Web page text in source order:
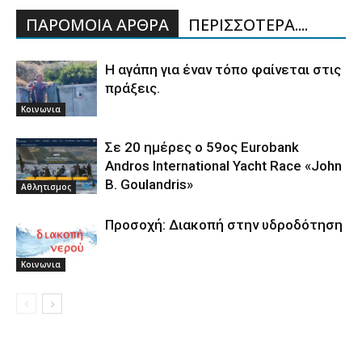
ΠΑΡΟΜΟΙΑ ΑΡΘΡΑ ΠΕΡΙΣΣΟΤΕΡΑ....
Κοινωνια
Η αγάπη για έναν τόπο φαίνεται στις
πράξεις.
Αθλητισμος
Σε 20 ημέρες ο 59ος Eurobank
Andros International Yacht Race «John
B. Goulandris»
Κοινωνια
Προσοχή: Διακοπή στην υδροδότηση